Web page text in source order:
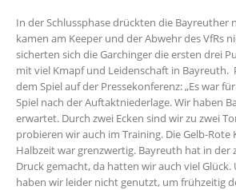
In der Schlussphase drückten die Bayreuther
kamen am Keeper und der Abwehr des VfRs
sicherten sich die Garchinger die ersten drei
mit viel Kmapf und Leidenschaft in Bayreuth.
dem Spiel auf der Pressekonferenz: „Es war
Spiel nach der Auftaktniederlage. Wir haben
erwartet. Durch zwei Ecken sind wir zu zwei
probieren wir auch im Training. Die Gelb-Rote
Halbzeit war grenzwertig. Bayreuth hat in der
Druck gemacht, da hatten wir auch viel Glück.
haben wir leider nicht genutzt, um frühzeitig